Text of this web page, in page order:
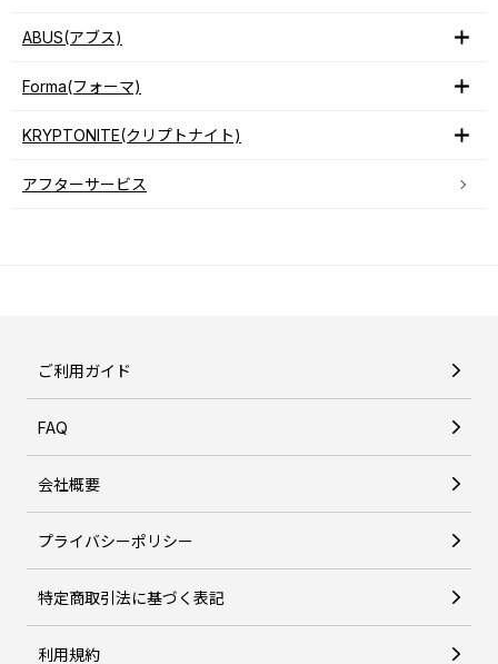
ABUS(アブス)
Forma(フォーマ)
KRYPTONITE(クリプトナイト)
アフターサービス
ご利用ガイド
FAQ
会社概要
プライバシーポリシー
特定商取引法に基づく表記
利用規約